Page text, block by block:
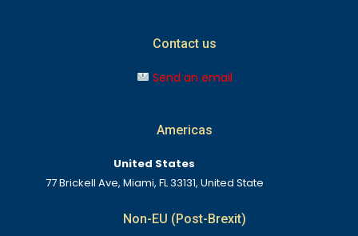
Contact us
Send an email
Americas
United States
77 Brickell Ave, Miami, FL 33131, United State
Non-EU (Post-Brexit)